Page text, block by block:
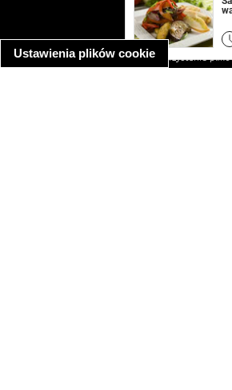
Ustawienia plików cookie
regulamin
informacja o
informacja o wykorzystaniu